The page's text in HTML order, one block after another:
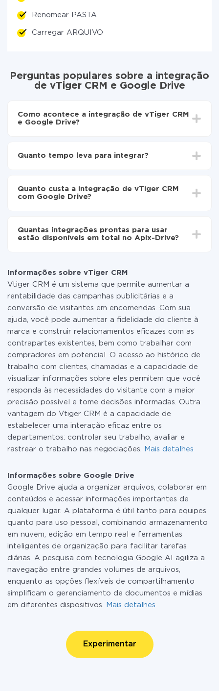
Renomear PASTA
Carregar ARQUIVO
Perguntas populares sobre a integração
de vTiger CRM e Google Drive
Como acontece a integração de vTiger CRM
e Google Drive?
Google Drive
automaticamente de vTiger CRM para Google
Drive
Quanto tempo leva para integrar?
30 minutos. Em média, a configuração leva de 10 a 15
minutos.
Quanto custa a integração de vTiger CRM
com Google Drive?
as tarifas. Você paga apenas pela quantidade de
dados que é realmente transferida de um de seus
ou mudar para um de pago, se necessário. Mais
detalhes sobre tarifas.
Quantas integrações prontas para usar
estão disponíveis em total no Apix-Drive?
Informações sobre vTiger CRM
Vtiger CRM é um sistema que permite aumentar a
rentabilidade das campanhas publicitárias e a
conversão de visitantes em encomendas. Com sua
ajuda, você pode aumentar a fidelidade do cliente à
marca e construir relacionamentos eficazes com as
contrapartes existentes, bem como trabalhar com
compradores em potencial. O acesso ao histórico de
trabalho com clientes, chamadas e a capacidade de
visualizar informações sobre eles permitem que você
responda às necessidades do visitante com a maior
precisão possível e tome decisões informadas. Outra
vantagem do Vtiger CRM é a capacidade de
estabelecer uma interação eficaz entre os
departamentos: controlar seu trabalho, avaliar e
rastrear o trabalho nas negociações.
Mais detalhes
Informações sobre Google Drive
Google Drive ajuda a organizar arquivos, colaborar em
conteúdos e acessar informações importantes de
qualquer lugar. A plataforma é útil tanto para equipes
quanto para uso pessoal, combinando armazenamento
em nuvem, edição em tempo real e ferramentas
inteligentes de organização para facilitar tarefas
diárias. A pesquisa com tecnologia Google AI agiliza a
navegação entre grandes volumes de arquivos,
enquanto as opções flexíveis de compartilhamento
simplificam o gerenciamento de documentos e mídias
em diferentes dispositivos.
Mais detalhes
Experimentar